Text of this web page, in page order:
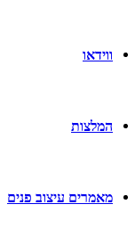
ווידאו
המלצות
מאמרים עיצוב פנים